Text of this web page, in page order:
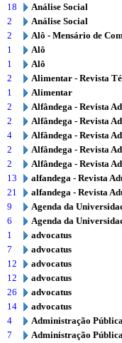
18
Análise Social
2
Análise Social
2
Alô - Mensário de
1
Alô
1
Alô
2
Alimentar - Revista
1
Alimentar
2
Alfândega - Revista
2
Alfândega - Revista
4
Alfândega - Revista
2
Alfândega - Revista
2
Alfândega - Revista
13
alfandega - Revista
21
alfandega - Revista
9
Agenda da
6
Agenda da
1
advocatus
7
advocatus
12
advocatus
12
advocatus
26
advocatus
14
advocatus
4
Administração
7
Administração